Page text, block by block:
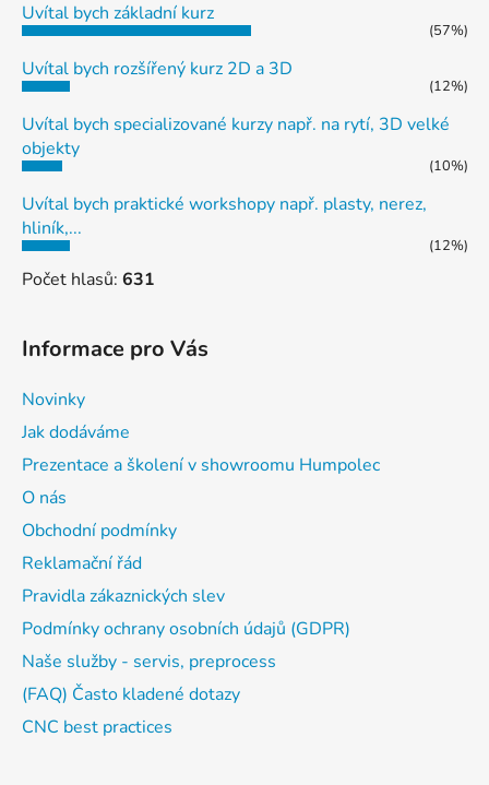
Uvítal bych základní kurz
(57%)
Uvítal bych rozšířený kurz 2D a 3D
(12%)
Uvítal bych specializované kurzy např. na rytí, 3D velké
objekty
(10%)
Uvítal bych praktické workshopy např. plasty, nerez,
hliník,...
(12%)
Počet hlasů: 631
Informace pro Vás
Novinky
Jak dodáváme
Prezentace a školení v showroomu Humpolec
O nás
Obchodní podmínky
Reklamační řád
Pravidla zákaznických slev
Podmínky ochrany osobních údajů (GDPR)
Naše služby - servis, preprocess
(FAQ) Často kladené dotazy
CNC best practices